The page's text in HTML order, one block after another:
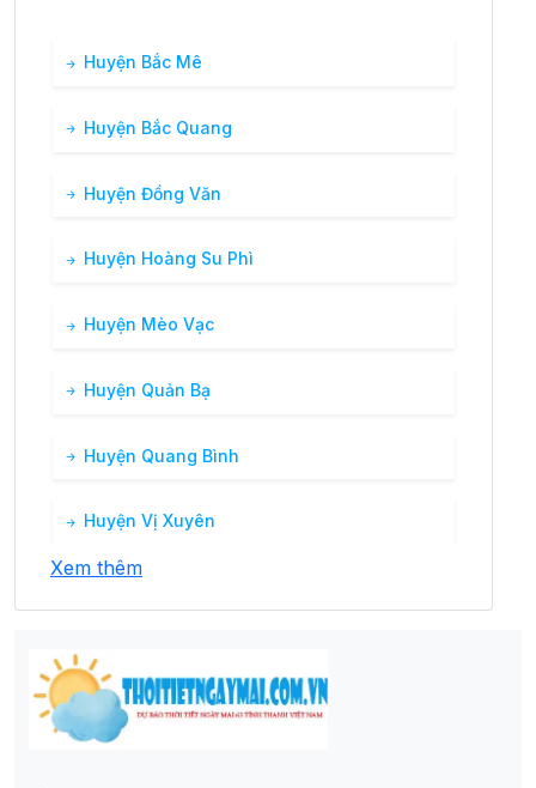
Huyện Bắc Mê
Huyện Bắc Quang
Huyện Đồng Văn
Huyện Hoàng Su Phì
Huyện Mèo Vạc
Huyện Quản Bạ
Huyện Quang Bình
Huyện Vị Xuyên
Thành phố Hà Giang
Xem thêm